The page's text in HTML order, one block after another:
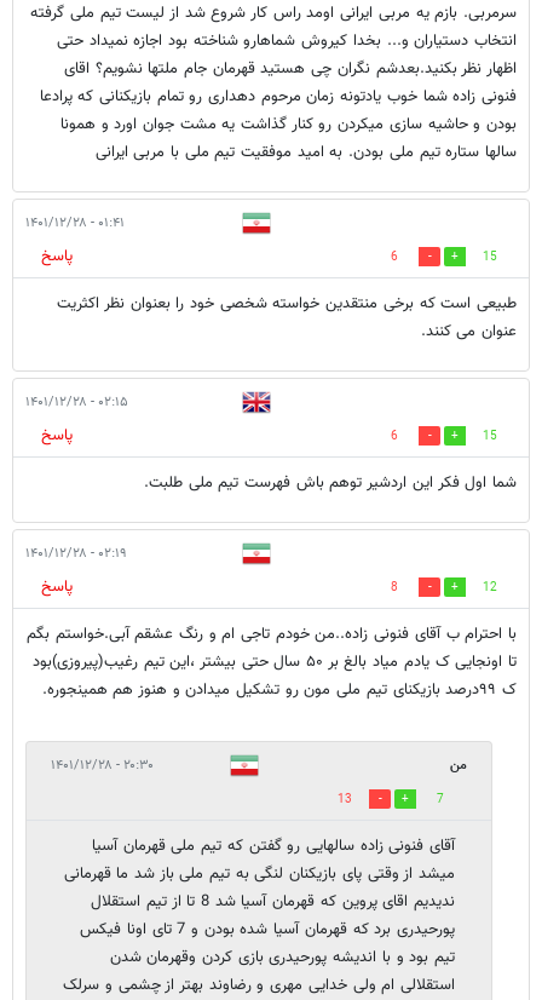
سرمربی. بازم یه مربی ایرانی اومد راس کار شروع شد از لیست تیم ملی گرفته
انتخاب دستیاران و... بخدا کیروش شماهارو شناخته بود اجازه نمیداد حتی
اظهار نظر بکنید.بعدشم نگران چی هستید قهرمان جام ملتها نشویم؟ اقای
فنونی زاده شما خوب یادتونه زمان مرحوم دهداری رو تمام بازیکنانی که پرادعا
بودن و حاشیه سازی میکردن رو کنار گذاشت یه مشت جوان اورد و همونا
سالها ستاره تیم ملی بودن. به امید موفقیت تیم ملی با مربی ایرانی
۰۱:۴۱ - ۱۴۰۱/۱۲/۲۸
15
6
پاسخ
طبیعی است که برخی منتقدین خواسته شخصی خود را بعنوان نظر اکثریت
عنوان می کنند.
۰۲:۱۵ - ۱۴۰۱/۱۲/۲۸
15
6
پاسخ
شما اول فکر این اردشیر توهم باش فهرست تیم ملی طلبت.
۰۲:۱۹ - ۱۴۰۱/۱۲/۲۸
12
8
پاسخ
با احترام ب آقای فنونی زاده..من خودم تاجی ام و رنگ عشقم آبی.خواستم بگم
تا اونجایی ک یادم میاد بالغ بر ۵۰ سال حتی بیشتر ،این تیم رغیب(پیروزی)بود
ک ۹۹درصد بازیکنای تیم ملی مون رو تشکیل میدادن و هنوز هم همینجوره.
من ۲۰:۳۰ - ۱۴۰۱/۱۲/۲۸
7
13
آقای فنونی زاده سالهایی رو گفتن که تیم ملی قهرمان آسیا
میشد از وقتی پای بازیکنان لنگی به تیم ملی باز شد ما قهرمانی
ندیدیم اقای پروین که قهرمان آسیا شد 8 تا از تیم استقلال
پورحیدری برد که قهرمان آسیا شده بودن و 7 تای اونا فیکس
تیم بود و با اندیشه پورحیدری بازی کردن وقهرمان شدن
استقلالی ام ولی خدایی مهری و رضاوند بهتر از چشمی و سرلک